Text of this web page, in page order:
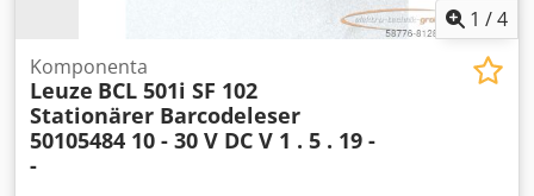
1 /4
Komponenta
Leuze BCL 501i SF 102
Stationärer Barcodeleser
50105484 10 - 30 V DC V 1 . 5 . 19 -
-